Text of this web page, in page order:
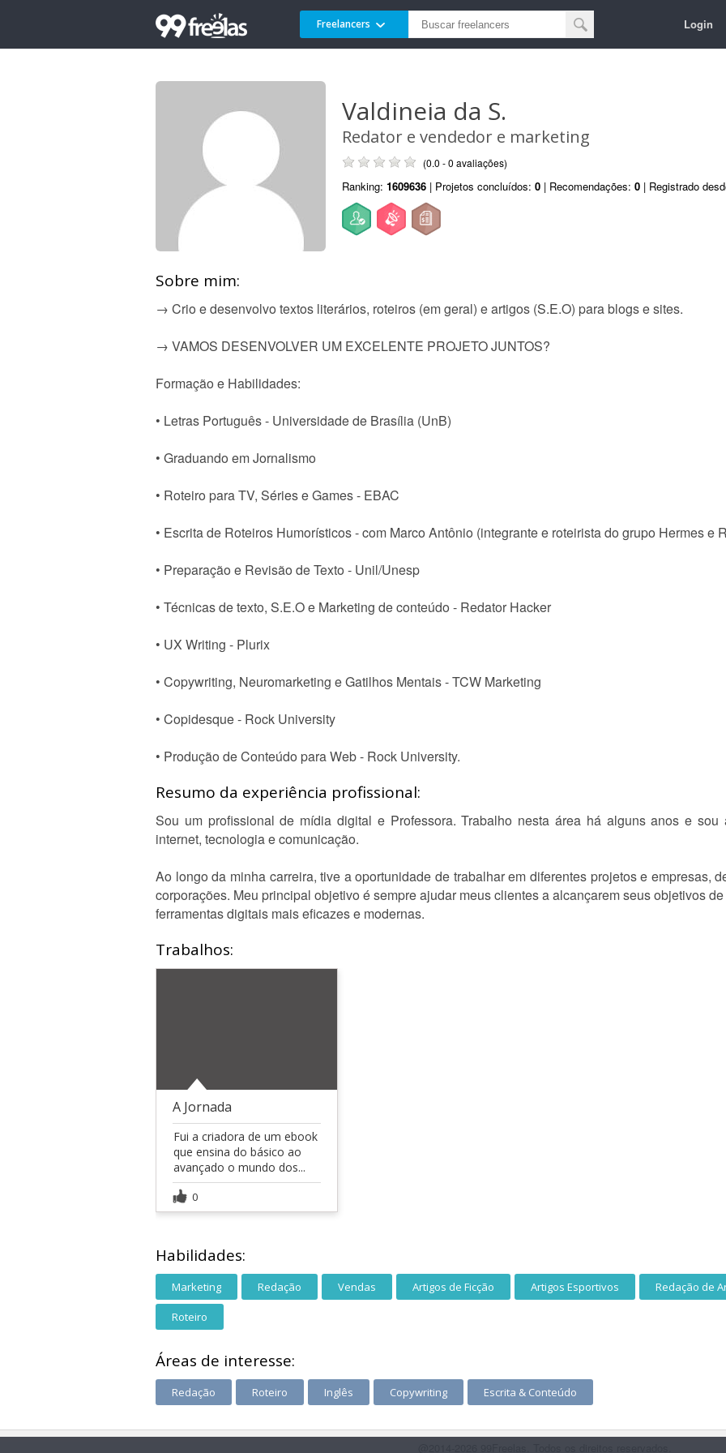
Freelancers Login
Valdineia da S.
Redator e vendedor e marketing
(0.0 - 0 avaliações)
Ranking: 1609636 | Projetos concluídos: 0 | Recomendações: 0 | Registrado
Sobre mim:
→ Crio e desenvolvo textos literários, roteiros (em geral) e artigos (S.E.O) para blogs e sites.
→ VAMOS DESENVOLVER UM EXCELENTE PROJETO JUNTOS?
Formação e Habilidades:
• Letras Português - Universidade de Brasília (UnB)
• Graduando em Jornalismo
• Roteiro para TV, Séries e Games - EBAC
• Escrita de Roteiros Humorísticos - com Marco Antônio (integrante e roteirista do grupo Hermes e
• Preparação e Revisão de Texto - Unil/Unesp
• Técnicas de texto, S.E.O e Marketing de conteúdo - Redator Hacker
• UX Writing - Plurix
• Copywriting, Neuromarketing e Gatilhos Mentais - TCW Marketing
• Copidesque - Rock University
• Produção de Conteúdo para Web - Rock University.
Resumo da experiência profissional:
Sou um profissional de mídia digital e Professora. Trabalho nesta área há alguns anos e
internet, tecnologia e comunicação.
Ao longo da minha carreira, tive a oportunidade de trabalhar em diferentes projetos e empresas,
corporações. Meu principal objetivo é sempre ajudar meus clientes a alcançarem seus objetivos
ferramentas digitais mais eficazes e modernas.
Trabalhos:
A Jornada
Fui a criadora de um ebook
que ensina do básico ao
avançado o mundo dos...
0
Habilidades:
Marketing Redação Vendas Artigos de Ficção Artigos Esportivos Redação de
Roteiro
Áreas de interesse:
Redação Roteiro Inglês Copywriting Escrita & Conteúdo